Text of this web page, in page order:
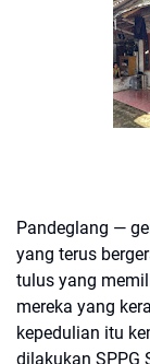
Pandeglang —
yang terus
tulus yang
mereka yang
kepedulian itu
dilakukan SPPG